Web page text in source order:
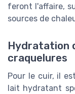
feront l'affaire,
sources de
Hydratation
craquelures
Pour le cuir, il
lait hydratant